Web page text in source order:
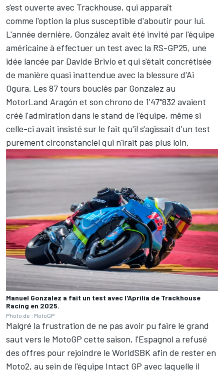
s'est ouverte avec Trackhouse, qui apparaît
comme l'option la plus susceptible d'aboutir pour lui.
L'année dernière, González avait été invité par l'équipe
américaine à effectuer un test avec la RS-GP25, une
idée lancée par Davide Brivio et qui s'était concrétisée
de manière quasi inattendue avec la blessure d'Ai
Ogura. Les 87 tours bouclés par Gonzalez au
MotorLand Aragón et son chrono de 1'47"832 avaient
créé l'admiration dans le stand de l'équipe, même si
celle-ci avait insisté sur le fait qu'il s'agissait d'un test
purement circonstanciel qui n'irait pas plus loin.
Manuel Gonzalez a fait un test avec l'Aprilia de Trackhouse
Racing en 2025.
Photo de : MotoGP
Malgré la frustration de ne pas avoir pu faire le grand
saut vers le MotoGP cette saison, l'Espagnol a refusé
des offres pour rejoindre le WorldSBK afin de rester en
Moto2, au sein de l'équipe Intact GP avec laquelle il